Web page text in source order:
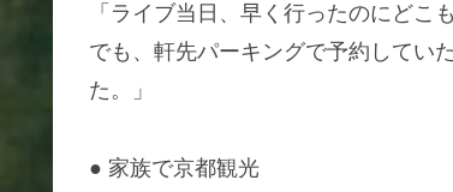
「ライブ当日、早く行ったのにどこ
でも、軒先パーキングで予約してい
た。」
● 家族で京都観光